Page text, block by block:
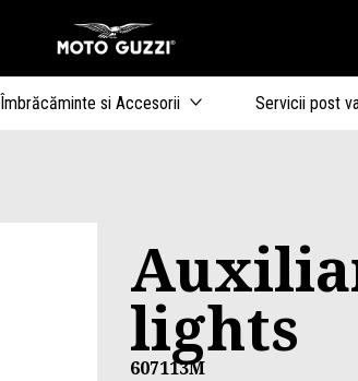
Îmbrăcăminte si Accesorii Servicii post
lights
607113M